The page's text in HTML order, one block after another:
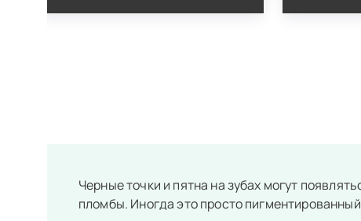
Черные точки и пятна на зубах могут
пломбы. Иногда это просто